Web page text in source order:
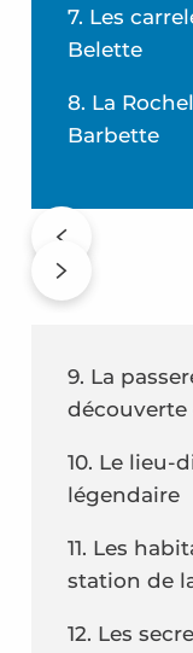
7. Les
Belette
8. La
Barbette
9. La
découverte
10. Le lieu-
légendaire
11. Les
station de
12. Les